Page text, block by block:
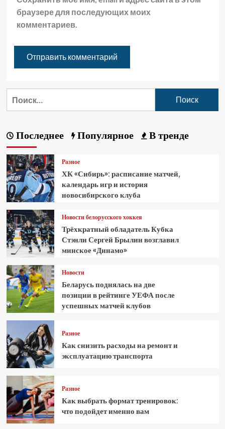
браузере для последующих моих
комментариев.
Последнее Популярное В тренде
Разное
ХК «Сибирь»: расписание матчей,
календарь игр и история
новосибирского клуба
Новости белорусского хоккея
Трёхкратный обладатель Кубка
Стэнли Сергей Брылин возглавил
минское «Динамо»
Новости
Беларусь поднялась на две
позиции в рейтинге УЕФА после
успешных матчей клубов
Разное
Как снизить расходы на ремонт и
эксплуатацию транспорта
Разное
Как выбрать формат тренировок:
что подойдет именно вам